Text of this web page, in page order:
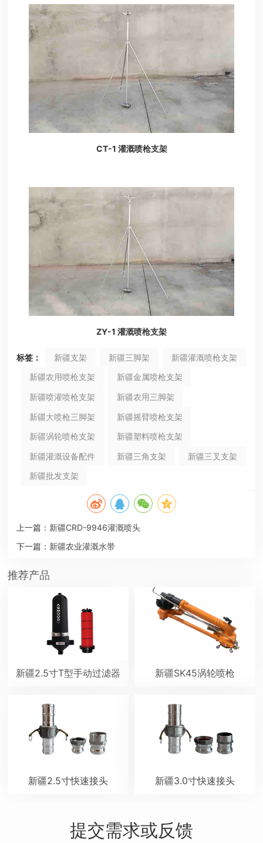
CT-1 灌溉喷枪支架
ZY-1 灌溉喷枪支架
标签： 新疆支架 新疆三脚架
新疆灌溉喷枪支架
新疆农用喷枪支架
新疆金属喷枪支架
新疆喷灌喷枪支架
新疆农用三脚架
新疆大喷枪三脚架
新疆摇臂喷枪支架
新疆涡轮喷枪支架
新疆塑料喷枪支架
新疆灌溉设备配件
新疆三角支架
新疆三叉支架
新疆批发支架
上一篇： 新疆CRD-9946灌溉喷头
下一篇： 新疆农业灌溉水带
推荐产品
新疆2.5寸T型手动过滤器 新疆SK45涡轮喷枪
新疆2.5寸快速接头 新疆3.0寸快速接头
提交需求或反馈